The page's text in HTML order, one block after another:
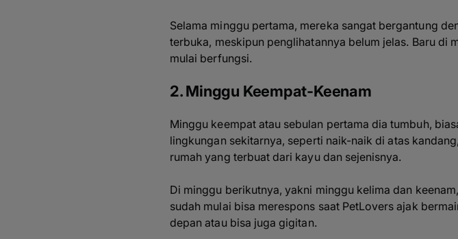
Selama minggu pertama, mereka sangat bergantung
terbuka, meskipun penglihatannya belum jelas. Baru di
mulai berfungsi.
2. Minggu Keempat-Keenam
Minggu keempat atau sebulan pertama dia tumbuh,
lingkungan sekitarnya, seperti naik-naik di atas
rumah yang terbuat dari kayu dan sejenisnya.
Di minggu berikutnya, yakni minggu kelima dan
sudah mulai bisa merespons saat PetLovers ajak
depan atau bisa juga gigitan.